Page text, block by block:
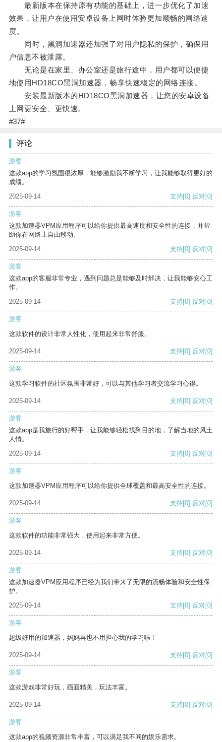
最新版本在保持原有功能的基础上，进一步优化了加速
效果，让用户在使用安卓设备上网时体验更加顺畅的网络速
度。
同时，黑洞加速器还加强了对用户隐私的保护，确保用
户信息不被泄露。
无论是在家里、办公室还是旅行途中，用户都可以便捷
地使用HD18CO黑洞加速器，畅享快速稳定的网络连接。
安装最新版本的HD18CO黑洞加速器，让您的安卓设备
上网更安全、更快速。
#37#
评论
游客
这款app的学习氛围很浓厚，能够激励我不断学习，让我能够取得更好的
成绩。
2025-09-14
支持[0] 反对[0]
游客
这款加速器VPM应用程序可以给你提供最高速度和安全性的连接，并帮
助你在网络上自由移动。
2025-09-14
支持[0] 反对[0]
游客
这款app的客服非常专业，遇到问题总是能够及时解决，让我能够安心工
作。
2025-09-14
支持[0] 反对[0]
游客
这款软件的设计非常人性化，使用起来非常舒服。
2025-09-14 支持[0] 反对[0]
游客
这款学习软件的社区氛围非常好，可以与其他学习者交流学习心得。
2025-09-14 支持[0] 反对[0]
游客
这款app是我旅行的好帮手，让我能够轻松找到目的地，了解当地的风土
人情。
2025-09-14
支持[0] 反对[0]
游客
这款加速器VPM应用程序可以给你提供全球覆盖和最高安全性的连接。
2025-09-14 支持[0] 反对[0]
游客
这款软件的功能非常强大，使用起来非常方便。
2025-09-14 支持[0] 反对[0]
游客
这款加速器VPM应用程序已经为我们带来了无限的流畅体验和安全性保
护。
2025-09-14
支持[0] 反对[0]
游客
超级好用的加速器，妈妈再也不用担心我的学习啦！
2025-09-14 支持[0] 反对[0]
游客
这款游戏非常好玩，画面精美，玩法丰富。
2025-09-14 支持[0] 反对[0]
游客
这款app的视频资源非常丰富，可以满足我不同的娱乐需求。